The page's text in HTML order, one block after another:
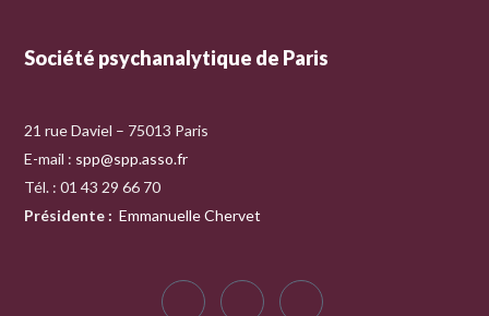
Société psychanalytique de Paris
21 rue Daviel – 75013 Paris
E-mail : spp@spp.asso.fr
Tél. : 01 43 29 66 70
Présidente : Emmanuelle Chervet